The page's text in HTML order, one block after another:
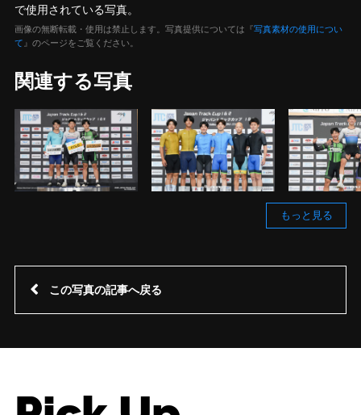
で使用されている写真。
画像の無断転載・使用は禁止します。写真提供については『写真素材の使用につい
て 』のページをご覧ください。
関連する写真
もっと見る
この写真の記事へ戻る